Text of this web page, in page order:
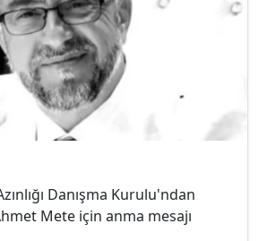
Danışma Kurulu'ndan
Mete için anma mesajı